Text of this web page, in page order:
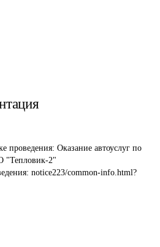
проведения: Оказание автоуслуг по
"Тепловик-2"
notice223/common-info.html?